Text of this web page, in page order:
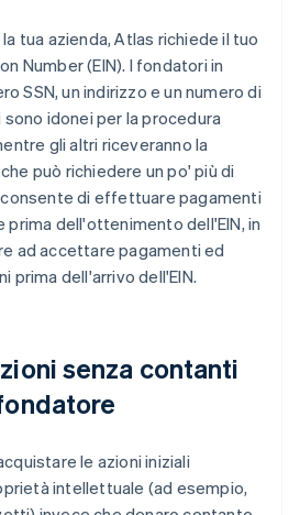
tua azienda, Atlas richiede il tuo
Number (EIN). I fondatori in
SSN, un indirizzo e un numero di
idonei per la procedura
gli altri riceveranno la
può richiedere un po' più di
di effettuare pagamenti
prima dell'ottenimento dell'EIN, in
ad accettare pagamenti ed
prima dell'arrivo dell'EIN.
senza contanti
le azioni iniziali
intellettuale (ad esempio,